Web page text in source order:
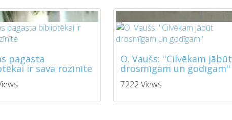
pagasta
ir sava rozīnīte
O. Vaušs: ''Cilvēkam jābūt
drosmīgam un godīgam''
7222 Views